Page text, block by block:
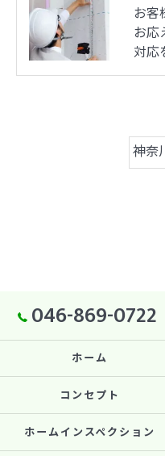
お客
お応
対応
神奈
046-869-0722
ホーム
コンセプト
ホームインスペクション